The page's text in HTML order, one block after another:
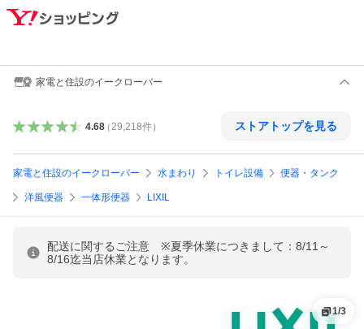
家電と住設のイークローバー
4.68（ 29,218件） ストアトップを見る
家電と住設のイークローバー 水まわり トイレ設備 便器・タンク
洋風便器 一体形便器 LIXIL
配送に関するご注意 ※夏季休業につきまして：8/11～
8/16迄当店休業となります。
1/3